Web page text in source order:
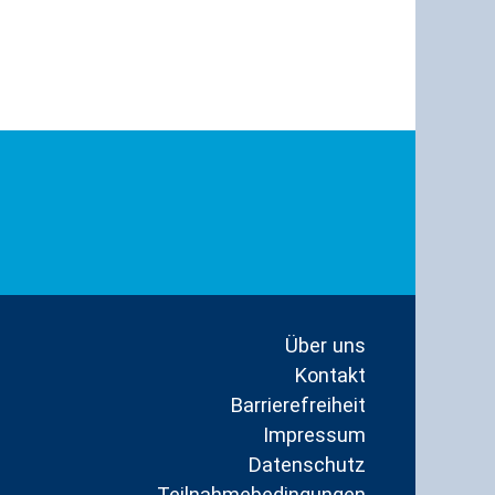
Über uns
Kontakt
Barrierefreiheit
Impressum
Datenschutz